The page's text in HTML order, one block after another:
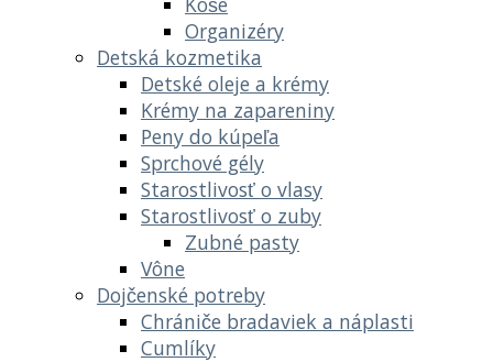
Organizéry
Detská kozmetika
Detské oleje a krémy
Krémy na zapareniny
Peny do kúpeľa
Sprchové gély
Starostlivosť o vlasy
Starostlivosť o zuby
Zubné pasty
Vône
Dojčenské potreby
Chrániče bradaviek a náplasti
Cumlíky